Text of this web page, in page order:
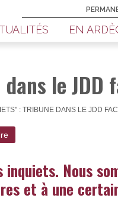
EN
le JDD
: TRIBUNE DANS LE JDD
inquiets. Nous
et à une